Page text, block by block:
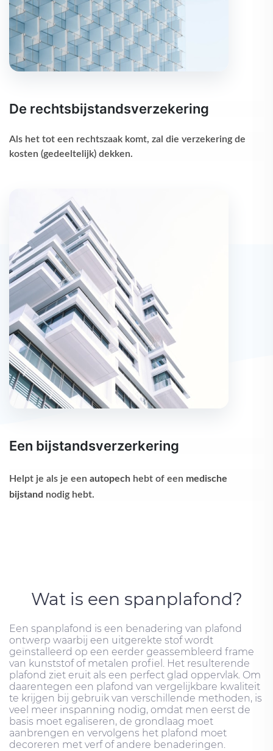
De rechtsbijstandsverzekering
Als het tot een rechtszaak komt, zal die verzekering de
kosten (gedeeltelijk) dekken.
Een bijstandsverzerkering
Helpt je als je een autopech hebt of een medische
bijstand nodig hebt.
Wat is een spanplafond?
Een spanplafond is een benadering van plafond
ontwerp waarbij een uitgerekte stof wordt
geïnstalleerd op een eerder geassembleerd frame
van kunststof of metalen profiel. Het resulterende
plafond ziet eruit als een perfect glad oppervlak. Om
daarentegen een plafond van vergelijkbare kwaliteit
te krijgen bij gebruik van verschillende methoden, is
veel meer inspanning nodig, omdat men eerst de
basis moet egaliseren, de grondlaag moet
aanbrengen en vervolgens het plafond moet
decoreren met verf of andere benaderingen.